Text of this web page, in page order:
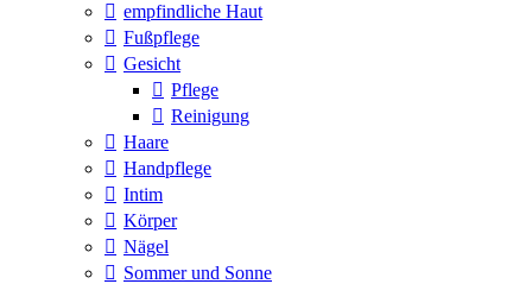
empfindliche Haut
Fußpflege
Gesicht
Pflege
Reinigung
Haare
Handpflege
Intim
Körper
Nägel
Sommer und Sonne